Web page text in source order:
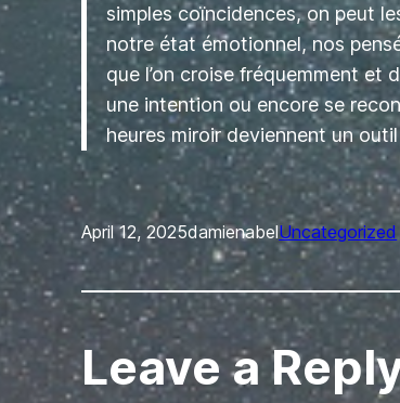
simples coïncidences, on peut
notre état émotionnel, nos
que l’on croise fréquemment et
une intention ou encore se
heures miroir deviennent un
April 12, 2025damienabelUncategorized
Leave a